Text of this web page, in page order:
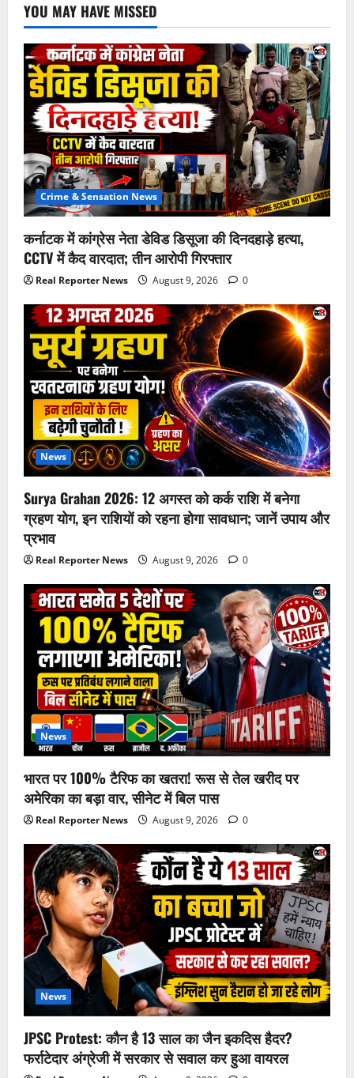
YOU MAY HAVE MISSED
Crime & Sensation News
कर्नाटक में कांग्रेस नेता डेविड डिसूजा की दिनदहाड़े हत्या,
CCTV में कैद वारदात; तीन आरोपी गिरफ्तार
Real Reporter News August 9, 2026 0
News
Surya Grahan 2026: 12 अगस्त को कर्क राशि में बनेगा
ग्रहण योग, इन राशियों को रहना होगा सावधान; जानें उपाय और
प्रभाव
Real Reporter News August 9, 2026 0
News
भारत पर 100% टैरिफ का खतरा! रूस से तेल खरीद पर
अमेरिका का बड़ा वार, सीनेट में बिल पास
Real Reporter News August 9, 2026 0
News
JPSC Protest: कौन है 13 साल का जैन इकदिस हैदर?
फर्राटेदार अंग्रेजी में सरकार से सवाल कर हुआ वायरल